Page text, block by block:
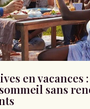
en vacances
sans